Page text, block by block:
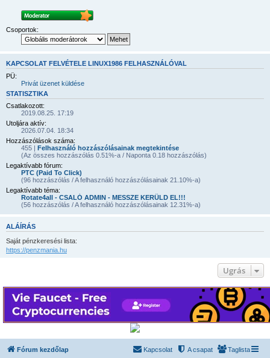
Csoportok:
KAPCSOLAT FELVÉTELE LINUX1986 FELHASZNÁLÓVAL
PÜ:
Privát üzenet küldése
STATISZTIKA
Csatlakozott:
2019.08.25. 17:19
Utoljára aktív:
2026.07.04. 18:34
Hozzászólások száma:
455 | Felhasználó hozzászólásainak megtekintése
(Az összes hozzászólás 0.51%-a / Naponta 0.18 hozzászólás)
Legaktívabb fórum:
PTC (Paid To Click)
(96 hozzászólás / A felhasználó hozzászólásainak 21.10%-a)
Legaktívabb téma:
Rotate4all - CSALÓ ADMIN - MESSZE KERÜLD EL!!!
(56 hozzászólás / A felhasználó hozzászólásainak 12.31%-a)
ALÁÍRÁS
Saját pénzkeresési lista:
https://penzmania.hu
Ugrás
Fórum kezdőlap Taglista
A csapat
Kapcsolat